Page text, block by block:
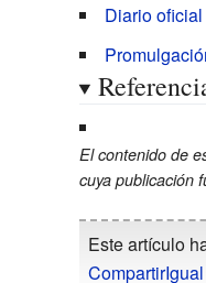
Diario oficial
El contenido de
cuya publicación
Este artículo
CompartirIgual